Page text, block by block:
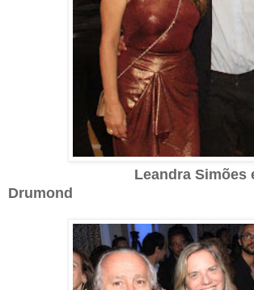
Leandra Simões e
Drumond